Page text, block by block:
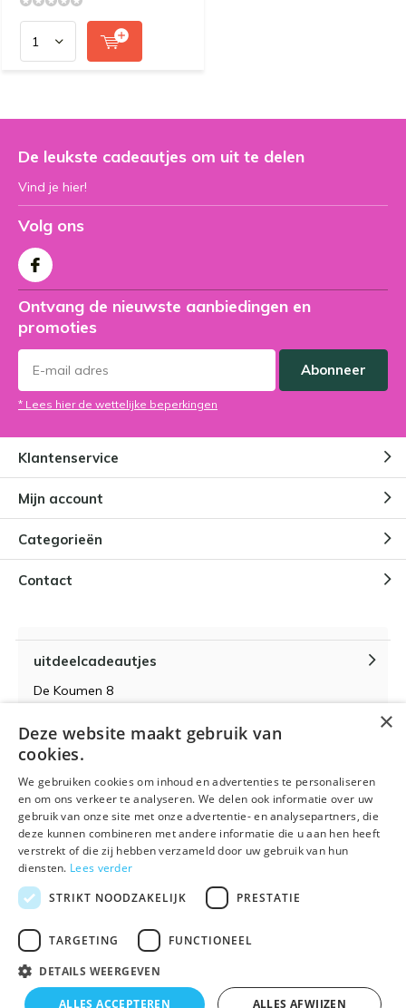
De leukste cadeautjes om uit te delen
Vind je hier!
Volg ons
Ontvang de nieuwste aanbiedingen en
promoties
Abonneer
* Lees hier de wettelijke beperkingen
Klantenservice
Mijn account
Categorieën
Contact
uitdeelcadeautjes
De Koumen 8
KvK-nummer 14087571
BTW-nummer NL 815399145 B01
© 2026 - Powered by
Algemene voorwaarden RSS-feed
×
Deze website maakt gebruik van
cookies.
We gebruiken cookies om inhoud en advertenties te personaliseren
en om ons verkeer te analyseren. We delen ook informatie over uw
gebruik van onze site met onze advertentie- en analysepartners, die
deze kunnen combineren met andere informatie die u aan hen heeft
verstrekt of die zij hebben verzameld door uw gebruik van hun
diensten. Lees verder
STRIKT NOODZAKELIJK
PRESTATIE
TARGETING FUNCTIONEEL
DETAILS WEERGEVEN
ALLES ACCEPTEREN ALLES AFWIJZEN